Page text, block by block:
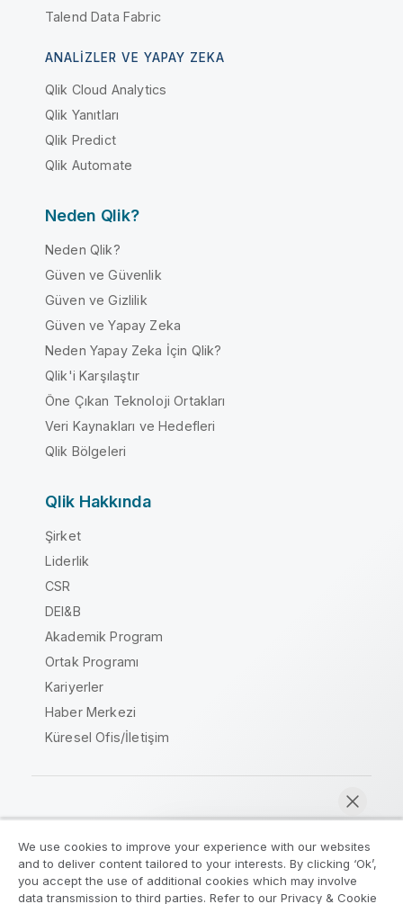
Talend Data Fabric
ANALIZLER VE YAPAY ZEKA
Qlik Cloud Analytics
Qlik Yanıtları
Qlik Predict
Qlik Automate
Neden Qlik?
Neden Qlik?
Güven ve Güvenlik
Güven ve Gizlilik
Güven ve Yapay Zeka
Neden Yapay Zeka İçin Qlik?
Qlik'i Karşılaştır
Öne Çıkan Teknoloji Ortakları
Veri Kaynakları ve Hedefleri
Qlik Bölgeleri
Qlik Hakkında
Şirket
Liderlik
CSR
DEI&B
Akademik Program
Ortak Programı
Kariyerler
Haber Merkezi
Küresel Ofis/İletişim
Yasal sözleşmeler
Ürün Koşulları
We use cookies to improve your experience with our websites
and to deliver content tailored to your interests. By clicking ‘Ok’,
you accept the use of additional cookies which may involve
data transmission to third parties. Refer to our Privacy & Cookie